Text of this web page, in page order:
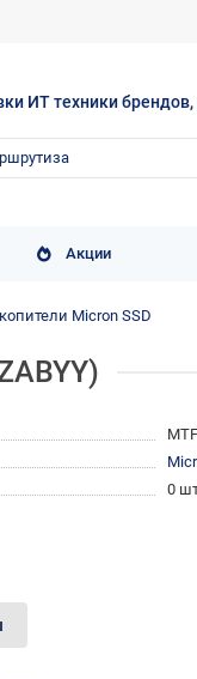
ИТ техники
Акции
Micron SSD
0